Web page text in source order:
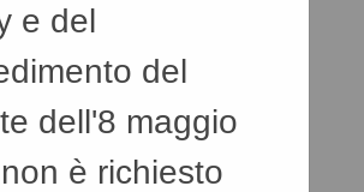
e del
del
dell'8 maggio
è richiesto
seguito la tabella
affidamenti di
e forniture
art.1 comma 32
l'anno 2018.